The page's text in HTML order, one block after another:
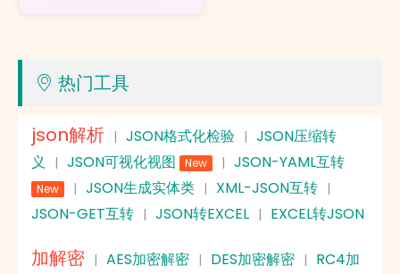
热门工具
json解析 | JSON格式化检验 | JSON压缩转
义 | JSON可视化视图 New | JSON-YAML互转
New | JSON生成实体类 | XML-JSON互转 |
JSON-GET互转 | JSON转EXCEL | EXCEL转JSON
加解密 | AES加密解密 | DES加密解密 | RC4加